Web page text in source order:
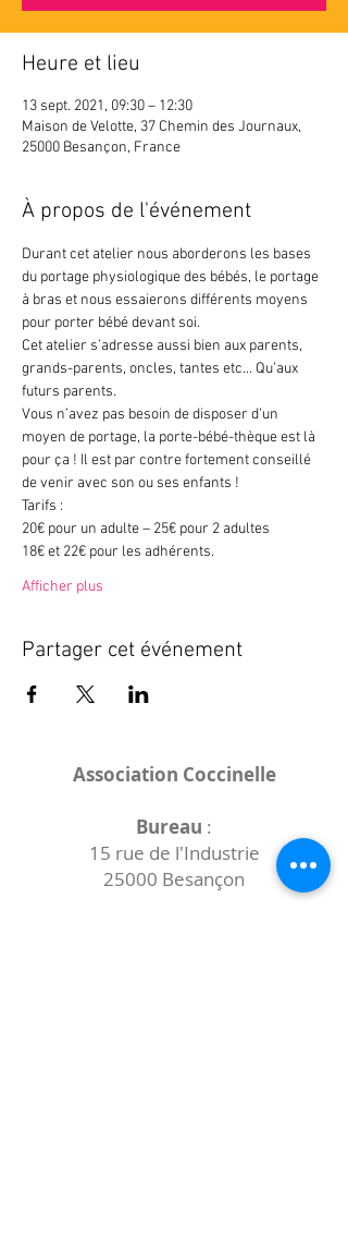
Heure et lieu
13 sept. 2021, 09:30 – 12:30
Maison de Velotte, 37 Chemin des Journaux,
25000 Besançon, France
À propos de l'événement
Durant cet atelier nous aborderons les bases
du portage physiologique des bébés, le portage
à bras et nous essaierons différents moyens
pour porter bébé devant soi.
Cet atelier s’adresse aussi bien aux parents,
grands-parents, oncles, tantes etc… Qu’aux
futurs parents.
Vous n’avez pas besoin de disposer d’un
moyen de portage, la porte-bébé-thèque est là
pour ça ! Il est par contre fortement conseillé
de venir avec son ou ses enfants !
Tarifs :
20€ pour un adulte – 25€ pour 2 adultes
18€ et 22€ pour les adhérents.
Afficher plus
Partager cet événement
Association Coccinelle
Bureau :
15 rue de l'Industrie
25000 Besançon